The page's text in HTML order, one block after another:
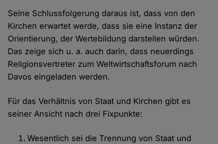
Seine Schlussfolgerung daraus ist, dass von den
Kirchen erwartet werde, dass sie eine Instanz der
Orientierung, der Wertebildung darstellen würden.
Das zeige sich u. a. auch darin, dass neuerdings
Religionsvertreter zum Weltwirtschaftsforum nach
Davos eingeladen werden.
Für das Verhältnis von Staat und Kirchen gibt es
seiner Ansicht nach drei Fixpunkte:
Wesentlich sei die Trennung von Staat und